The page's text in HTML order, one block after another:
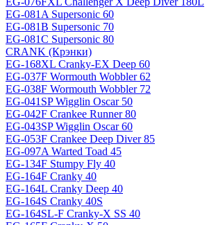
EG-081A Supersonic 60
EG-081B Supersonic 70
EG-081C Supersonic 80
CRANK (Крэнки)
EG-168XL Cranky-EX Deep 60
EG-037F Wormouth Wobbler 62
EG-038F Wormouth Wobbler 72
EG-041SP Wigglin Oscar 50
EG-042F Crankee Runner 80
EG-043SP Wigglin Oscar 60
EG-053F Crankee Deep Diver 85
EG-097A Warted Toad 45
EG-134F Stumpy Fly 40
EG-164F Cranky 40
EG-164L Cranky Deep 40
EG-164S Cranky 40S
EG-164SL-F Cranky-X SS 40